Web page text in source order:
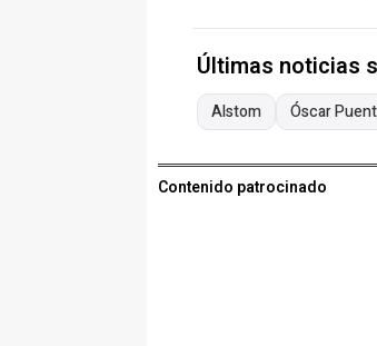
Últimas noticias
Alstom Óscar
Contenido patrocinado